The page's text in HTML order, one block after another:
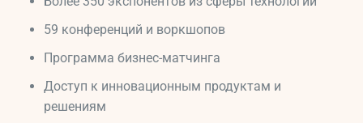
59 конференций и воркшопов
Программа бизнес-матчинга
Доступ к инновационным продуктам и
решениям